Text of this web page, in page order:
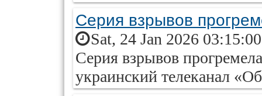
Серия взрывов
Sat, 24 Jan 2026
Серия взрывов
украинский телеканал